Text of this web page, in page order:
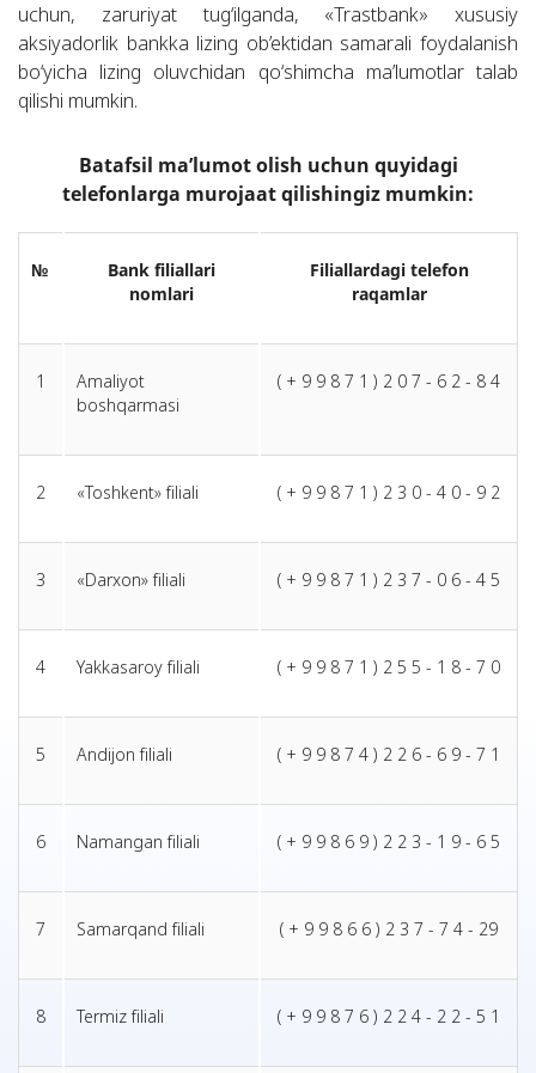
uchun, zaruriyat tug‘ilganda, «Trastbank» xususiy
aksiyadorlik bankka lizing ob’ektidan samarali foydalanish
bo‘yicha lizing oluvchidan qo‘shimcha ma’lumotlar talab
qilishi mumkin.
Batafsil ma’lumot olish uchun quyidagi
telefonlarga murojaat qilishingiz mumkin:
№
Bank filiallari
nomlari
Filiallardagi telefon
raqamlar
1
Amaliyot
boshqarmasi
( + 9 9 8 7 1 ) 2 0 7 - 6 2 - 8 4
2 «Toshkent» filiali ( + 9 9 8 7 1 ) 2 3 0 - 4 0 - 9 2
3 «Darxon» filiali ( + 9 9 8 7 1 ) 2 3 7 - 0 6 - 4 5
4 Yakkasaroy filiali ( + 9 9 8 7 1 ) 2 5 5 - 1 8 - 7 0
5 Andijon filiali ( + 9 9 8 7 4 ) 2 2 6 - 6 9 - 7 1
6 Namangan filiali ( + 9 9 8 6 9 ) 2 2 3 - 1 9 - 6 5
7 Samarqand filiali ( + 9 9 8 6 6 ) 2 3 7 - 7 4 - 29
8 Termiz filiali ( + 9 9 8 7 6 ) 2 2 4 - 2 2 - 5 1